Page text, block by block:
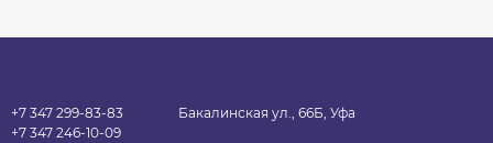
+7 347 299-83-83
+7 347 246-10-09
Бакалинская ул., 66Б, Уфа